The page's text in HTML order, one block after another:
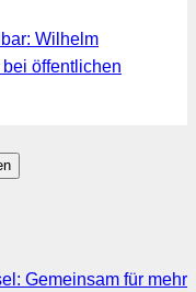
Wilhelm
öffentlichen
Gemeinsam für mehr